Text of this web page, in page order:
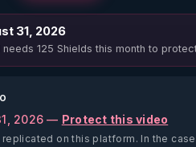
31, 2026
needs 125 Shields this month to
2026 — Protect this video
on this platform. In the